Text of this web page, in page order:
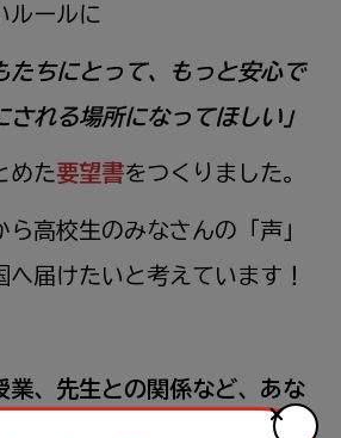
ルールに
たちにとって、もっと安心で
される場所になってほしい」
めた要望書をつくりました。
ら高校生のみなさんの「 声 」
へ 届けたいと 考えています！
業、 先生との 関係など、あな
えてください。